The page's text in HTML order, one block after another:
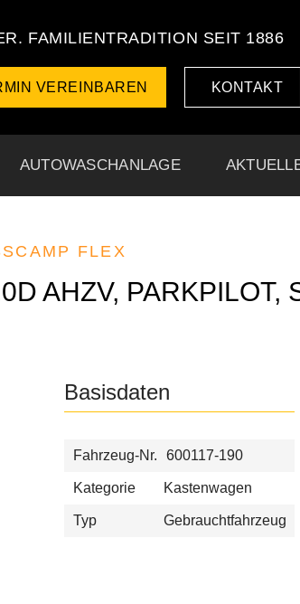
FAMILIENTRADITION SEIT 1886
VEREINBAREN KONTAKT
AUTOWASCHANLAGE
FLEX
AHZV, PARKPILOT,
Basisdaten
Fahrzeug-Nr. 600117-190
Kategorie Kastenwagen
Typ Gebrauchtfahrzeug